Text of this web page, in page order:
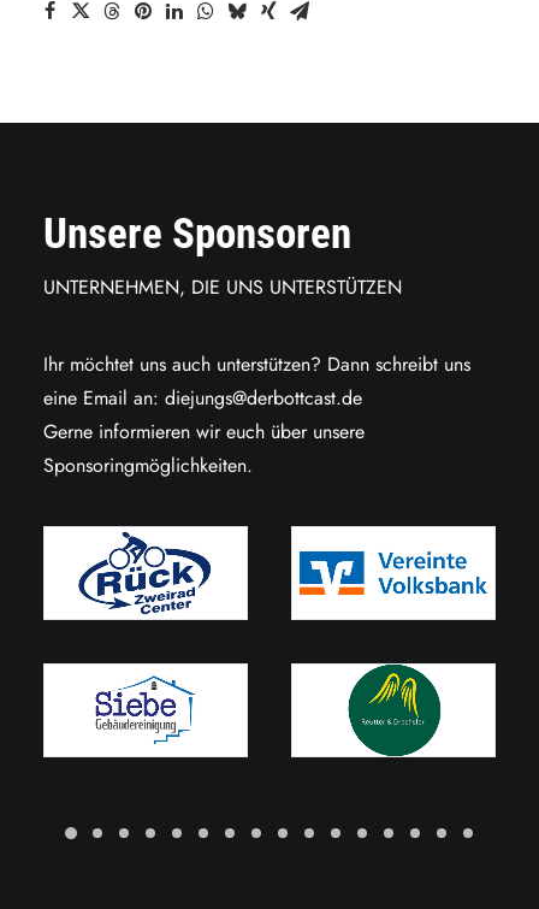
Unsere Sponsoren
UNTERNEHMEN, DIE UNS UNTERSTÜTZEN
Ihr möchtet uns auch unterstützen? Dann schreibt uns
eine Email an: diejungs@derbottcast.de
Gerne informieren wir euch über unsere
Sponsoringmöglichkeiten.